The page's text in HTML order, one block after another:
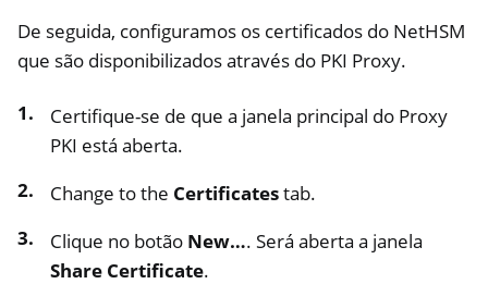
De seguida, configuramos os certificados do NetHSM
que são disponibilizados através do PKI Proxy.
Certifique-se de que a janela principal do Proxy
PKI está aberta.
Change to the Certificatestab.
Clique no botão New…. Será aberta a janela
Share Certificate.